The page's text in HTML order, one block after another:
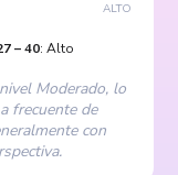
ALTO
–40: Alto
Moderado, lo
frecuente de
con